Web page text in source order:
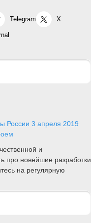
Telegram X
России 3 апреля 2019
и
про новейшие разработки
на регулярную